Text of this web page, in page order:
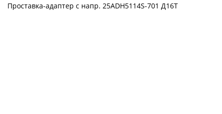
Проставка-адаптер с напр. 25ADH5114S-701 Д16Т